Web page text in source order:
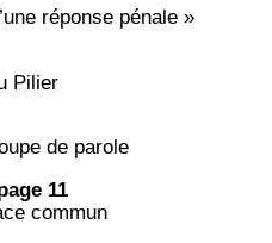
réponse pénale »
Pilier
de parole
11
commun